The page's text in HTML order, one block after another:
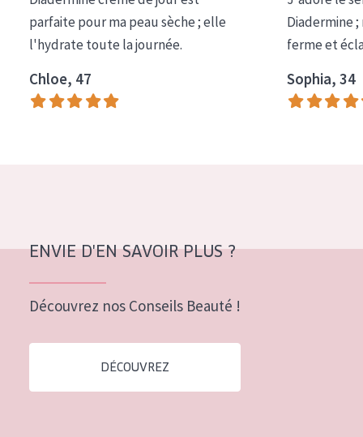
COLLECTION
Essentials
Lift+
Expert
Peau mixte ou grasse
Peau ménopausée
ÂGE :
parfaite pour ma peau sèche ; elle
l'hydrate toute la journée.
Chloe, 47
Diadermine
ferme et
Sophia, 34
ENVIE D'EN SAVOIR PLUS ?
Découvrez nos Conseils Beauté !
DÉCOUVREZ